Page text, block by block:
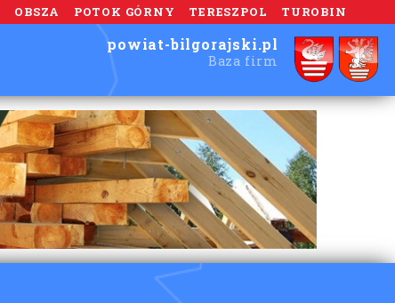
OBSZA POTOK GÓRNY TERESZPOL TUROBIN
powiat-bilgorajski.pl
Baza firm